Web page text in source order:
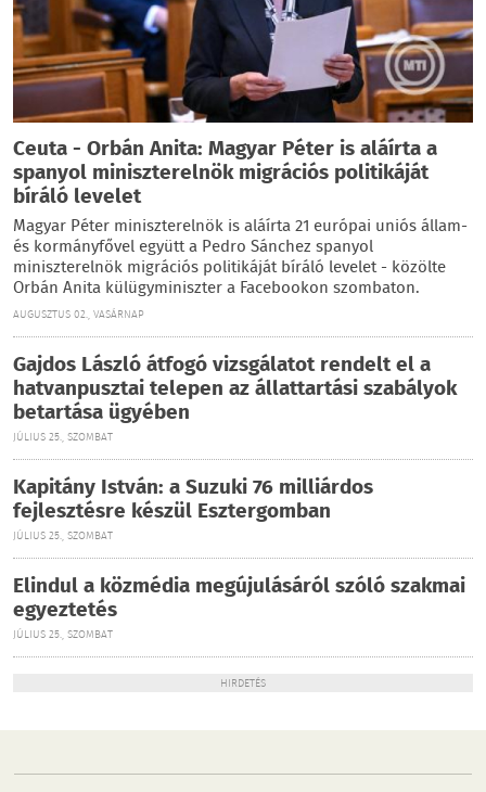
Ceuta - Orbán Anita: Magyar Péter is aláírta a
spanyol miniszterelnök migrációs politikáját
bíráló levelet
Magyar Péter miniszterelnök is aláírta 21 európai uniós állam-
és kormányfővel együtt a Pedro Sánchez spanyol
miniszterelnök migrációs politikáját bíráló levelet - közölte
Orbán Anita külügyminiszter a Facebookon szombaton.
AUGUSZTUS 02., VASÁRNAP
Gajdos László átfogó vizsgálatot rendelt el a
hatvanpusztai telepen az állattartási szabályok
betartása ügyében
JÚLIUS 25., SZOMBAT
Kapitány István: a Suzuki 76 milliárdos
fejlesztésre készül Esztergomban
JÚLIUS 25., SZOMBAT
Elindul a közmédia megújulásáról szóló szakmai
egyeztetés
JÚLIUS 25., SZOMBAT
HIRDETÉS